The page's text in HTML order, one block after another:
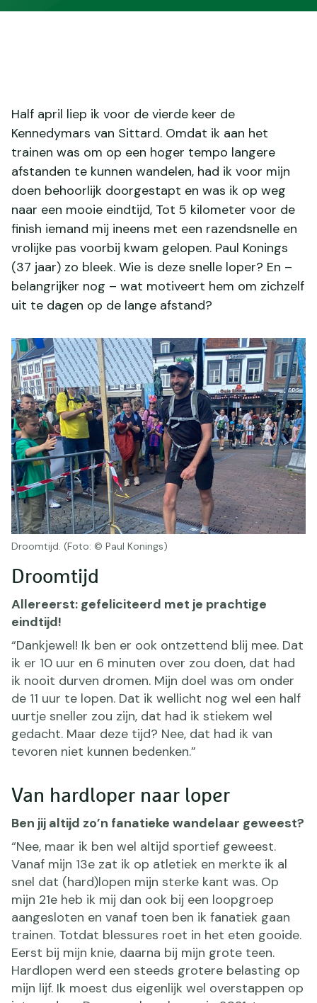
Half april liep ik voor de vierde keer de
Kennedymars van Sittard. Omdat ik aan het
trainen was om op een hoger tempo langere
afstanden te kunnen wandelen, had ik voor mijn
doen behoorlijk doorgestapt en was ik op weg
naar een mooie eindtijd, Tot 5 kilometer voor de
finish iemand mij ineens met een razendsnelle en
vrolijke pas voorbij kwam gelopen. Paul Konings
(37 jaar) zo bleek. Wie is deze snelle loper? En –
belangrijker nog – wat motiveert hem om zichzelf
uit te dagen op de lange afstand?
Droomtijd
Allereerst: gefeliciteerd met je prachtige
eindtijd!
“Dankjewel! Ik ben er ook ontzettend blij mee. Dat
ik er 10 uur en 6 minuten over zou doen, dat had
ik nooit durven dromen. Mijn doel was om onder
de 11 uur te lopen. Dat ik wellicht nog wel een half
uurtje sneller zou zijn, dat had ik stiekem wel
gedacht. Maar deze tijd? Nee, dat had ik van
tevoren niet kunnen bedenken.”
Droomtijd. (Foto: © Paul Konings)
Van hardloper naar loper
Ben jij altijd zo’n fanatieke wandelaar geweest?
“Nee, maar ik ben wel altijd sportief geweest.
Vanaf mijn 13e zat ik op atletiek en merkte ik al
snel dat (hard)lopen mijn sterke kant was. Op
mijn 21e heb ik mij dan ook bij een loopgroep
aangesloten en vanaf toen ben ik fanatiek gaan
trainen. Totdat blessures roet in het eten gooide.
Eerst bij mijn knie, daarna bij mijn grote teen.
Hardlopen werd een steeds grotere belasting op
mijn lijf. Ik moest dus eigenlijk wel overstappen op